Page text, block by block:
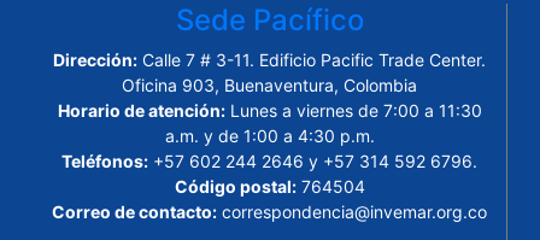
Sede Pacífico
Dirección: Calle 7 # 3-11. Edificio Pacific Trade Center.
Oficina 903, Buenaventura, Colombia
Horario de atención:Lunes a viernes de 7:00 a 11:30
a.m. y de 1:00 a 4:30 p.m.
Teléfonos: +57 602 244 2646 y +57 314 592 6796.
Código postal:764504
Correo de contacto: correspondencia@invemar.org.co